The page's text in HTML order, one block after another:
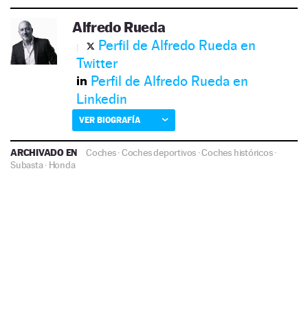
Alfredo Rueda
Perfil de Alfredo Rueda en
Twitter
Perfil de Alfredo Rueda en
Linkedin
VER BIOGRAFÍA
ARCHIVADO EN Coches·Coches deportivos ·Coches históricos·
Subasta· Honda